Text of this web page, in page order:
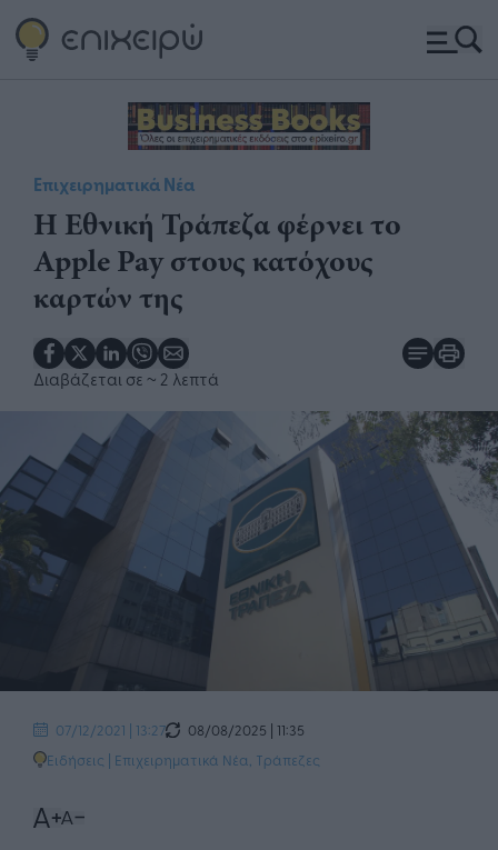
Επιχειρηματικά Νέα
Η Εθνική Τράπεζα φέρνει το
Apple Pay στους κατόχους
καρτών της
Διαβάζεται σε ~ 2 λεπτά
07/12/2021 | 13:27
08/08/2025 | 11:35
Ειδήσεις | Επιχειρηματικά Νέα Τράπεζες